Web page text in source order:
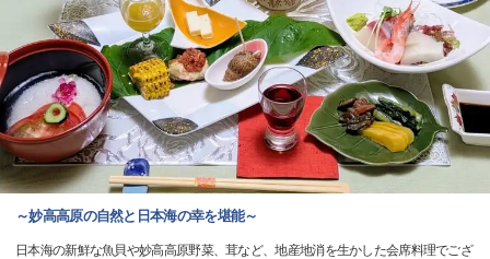
～妙高高原の自然と日本海の幸を堪能～
日本海の新鮮な魚貝や妙高高原野菜、茸など、地産地消を生かした会席料理でござ